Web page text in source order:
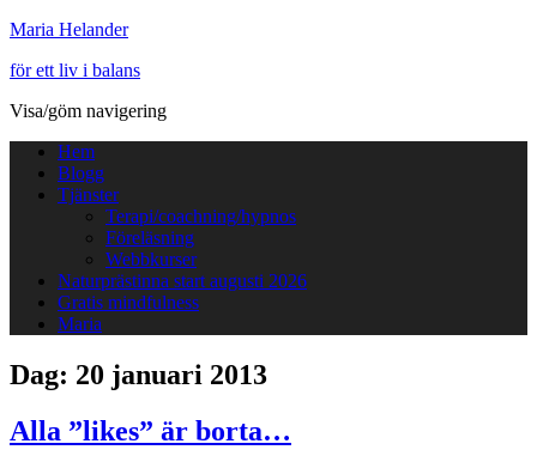
Maria Helander
för ett liv i balans
Visa/göm navigering
Hem
Blogg
Tjänster
Terapi/coachning/hypnos
Föreläsning
Webbkurser
Naturprästinna start augusti 2026
Gratis mindfulness
Maria
Dag: 20 januari 2013
Alla ”likes” är borta…